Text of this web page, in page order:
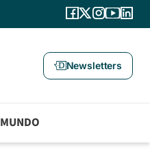
Newsletters
MUNDO